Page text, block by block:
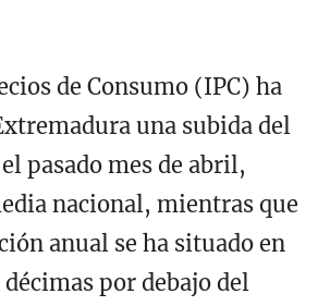
de Consumo (IPC) ha
una subida del
pasado mes de abril,
nacional, mientras que
anual se ha situado en
por debajo del